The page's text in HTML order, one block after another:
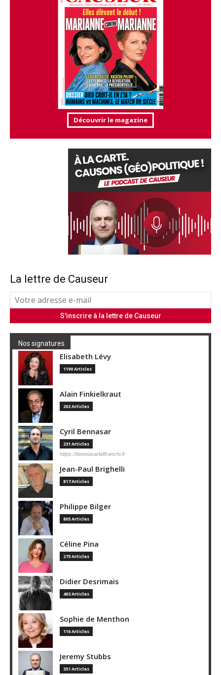
Découvrir le magazine
La lettre de Causeur
Nos signatures
Elisabeth Lévy
1190 Articles
Alain Finkielkraut
202 Articles
Cyril Bennasar
231 Articles
https://bennasarlaffranchi.fr
Jean-Paul Brighelli
817 Articles
Philippe Bilger
805 Articles
Céline Pina
273 Articles
Didier Desrimais
403 Articles
Sophie de Menthon
116 Articles
Jeremy Stubbs
351 Articles